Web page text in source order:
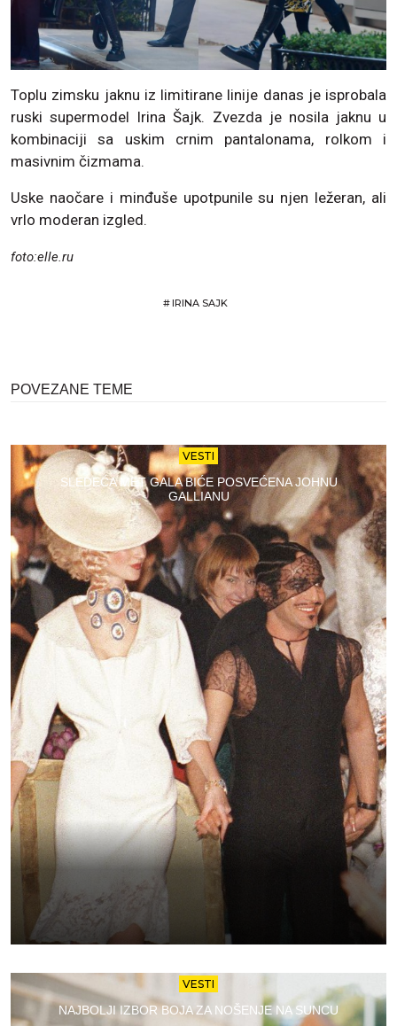
Toplu zimsku jaknu iz limitirane linije danas je isprobala
ruski supermodel Irina Šajk. Zvezda je nosila jaknu u
kombinaciji sa uskim crnim pantalonama, rolkom i
masivnim čizmama.
Uske naočare i minđuše upotpunile su njen ležeran, ali
vrlo moderan izgled.
foto:elle.ru
#IRINA SAJK
POVEZANE TEME
VESTI
SLEDEĆA MET GALA BIĆE POSVEĆENA JOHNU
GALLIANU
VESTI
NAJBOLJI IZBOR BOJA ZA NOŠENJE NA SUNCU